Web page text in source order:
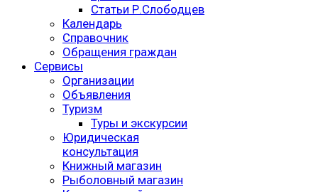
Статьи Р.Слободцев
Календарь
Справочник
Обращения граждан
Сервисы
Организации
Объявления
Туризм
Туры и экскурсии
Юридическая
консультация
Книжный магазин
Рыболовный магазин